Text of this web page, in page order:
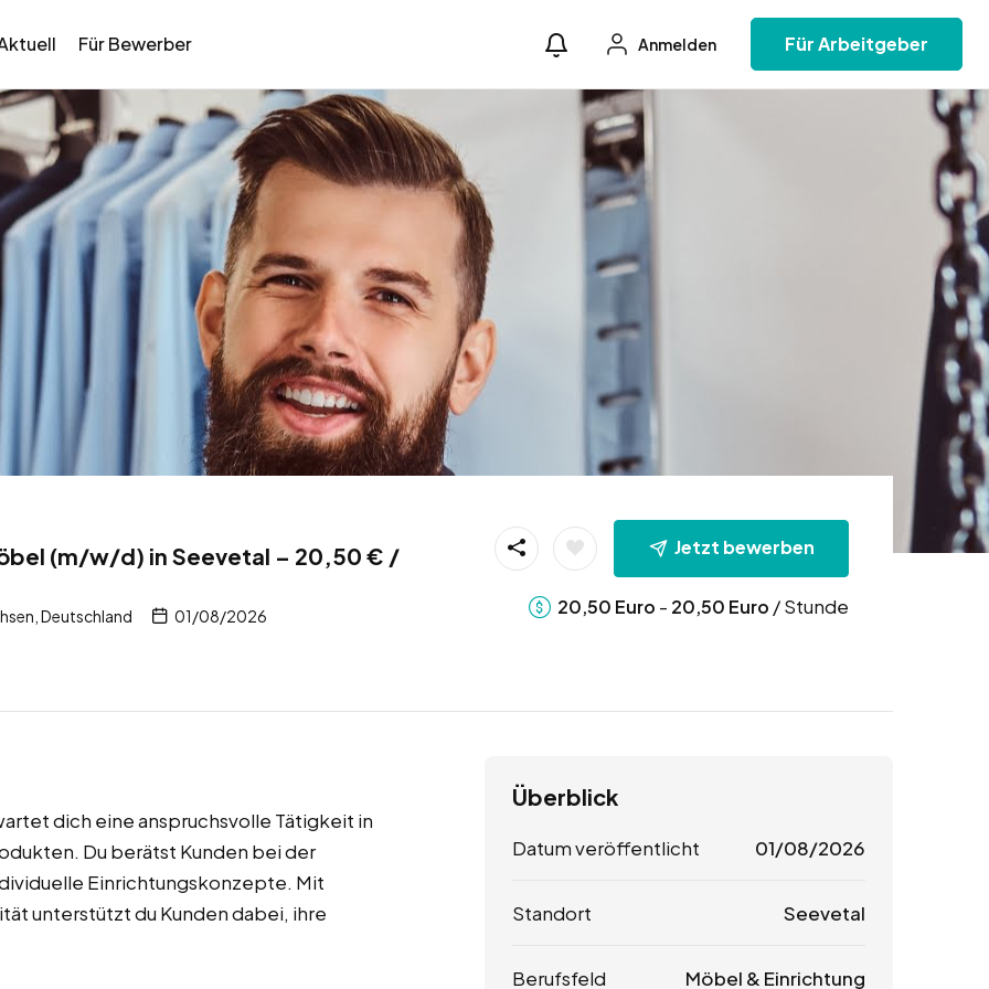
Für Bewerber Anmelden Für Arbeitgeber
(m/w/d) in Seevetal – 20,50 € /
Deutschland 01/08/2026
Jetzt bewerben
20,50 Euro - 20,50 Euro / Stunde
dich eine anspruchsvolle Tätigkeit in
Du berätst Kunden bei der
Einrichtungskonzepte. Mit
unterstützt du Kunden dabei, ihre
Überblick
Datum veröffentlicht 01/08/2026
Standort Seevetal
Berufsfeld Möbel & Einrichtung